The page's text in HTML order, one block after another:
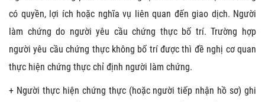
có quyền, lợi ích hoặc nghĩa vụ liên quan đến giao dịch. Người
làm chứng do người yêu cầu chứng thực bố trí. Trường hợp
người yêu cầu chứng thực không bố trí được thì đề nghị cơ quan
thực hiện chứng thực chỉ định người làm chứng.
+ Người thực hiện chứng thực (hoặc người tiếp nhận hồ sơ) ghi